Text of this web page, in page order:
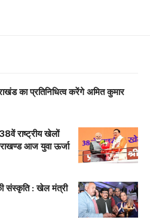
का प्रतिनिधित्व करेंगे अमित कुमार
राष्ट्रीय खेलों
आज युवा ऊर्जा
संस्कृति : खेल मंत्री